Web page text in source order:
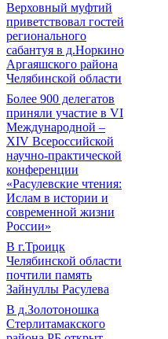
Верховный муфтий
приветствовал гостей
регионального
сабантуя в д.Норкино
Аргаяшского района
Челябинской области
Более 900 делегатов
приняли участие в VI
Международной –
ХIV Всероссийской
научно-практической
конференции
«Расулевские чтения:
Ислам в истории и
современной жизни
России»
В г.Троицк
Челябинской области
почтили память
Зайнуллы Расулева
В д.Золотоношка
Стерлитамакского